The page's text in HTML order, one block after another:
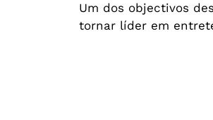
Um dos objectivos
tornar líder em